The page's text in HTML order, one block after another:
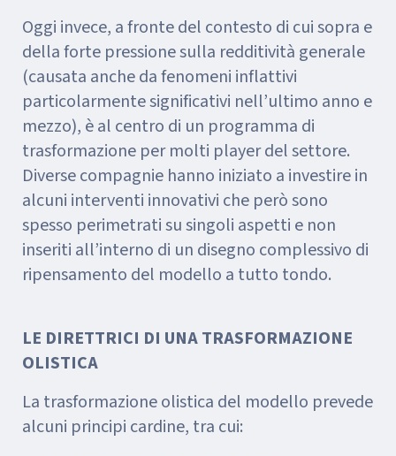
Oggi invece, a fronte del contesto di cui sopra e
della forte pressione sulla redditività generale
(causata anche da fenomeni inflattivi
particolarmente significativi nell’ultimo anno e
mezzo), è al centro di un programma di
trasformazione per molti player del settore.
Diverse compagnie hanno iniziato a investire in
alcuni interventi innovativi che però sono
spesso perimetrati su singoli aspetti e non
inseriti all’interno di un disegno complessivo di
ripensamento del modello a tutto tondo.
LE DIRETTRICI DI UNA TRASFORMAZIONE
OLISTICA
La trasformazione olistica del modello prevede
alcuni principi cardine, tra cui: